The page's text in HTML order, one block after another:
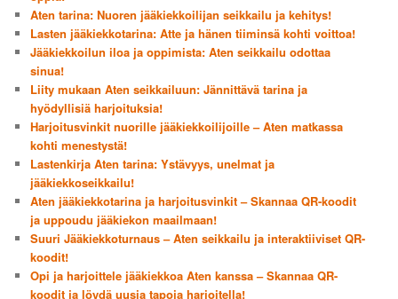
Aten tarina: Nuoren jääkiekkoilijan seikkailu ja kehitys!
Lasten jääkiekkotarina: Atte ja hänen tiiminsä kohti voittoa!
Jääkiekkoilun iloa ja oppimista: Aten seikkailu odottaa
sinua!
Liity mukaan Aten seikkailuun: Jännittävä tarina ja
hyödyllisiä harjoituksia!
Harjoitusvinkit nuorille jääkiekkoilijoille – Aten matkassa
kohti menestystä!
Lastenkirja Aten tarina: Ystävyys, unelmat ja
jääkiekkoseikkailu!
Aten jääkiekkotarina ja harjoitusvinkit – Skannaa QR-koodit
ja uppoudu jääkiekon maailmaan!
Suuri Jääkiekkoturnaus – Aten seikkailu ja interaktiiviset QR-
koodit!
Opi ja harjoittele jääkiekkoa Aten kanssa – Skannaa QR-
koodit ja löydä uusia tapoja harjoitella!